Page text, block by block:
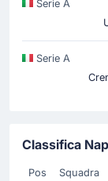
Serie A
Serie A
Classifica
Pos Squadra